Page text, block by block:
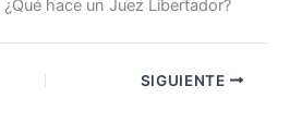
hace un Juez Libertador?
SIGUIENTE